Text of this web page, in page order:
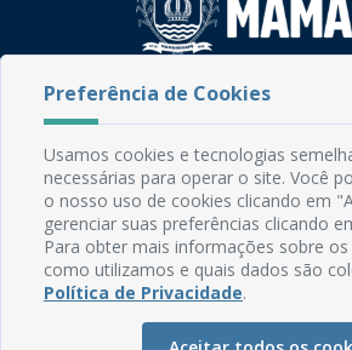
Rua do Imperador, 78, Centro
CEP: 58.280-000 - Mamanguape/PB
Fone: (83) 3292-2246
Email:
Expediente: Segunda à Sexta, das 08h
Mapa do Site
Perguntas frequentes
Manual de Navegação
Preferência de Cookies
Usamos cookies e tecnologias
necessárias para operar o site. Você
o nosso uso de cookies clicando em
gerenciar suas preferências clicando
Para obter mais informações sobre
como utilizamos e quais dados são
Política de Privacidade.